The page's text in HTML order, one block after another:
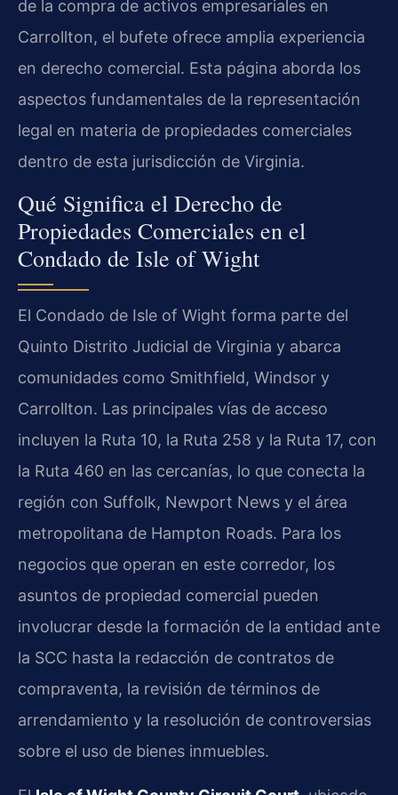
de la compra de activos empresariales en
Carrollton, el bufete ofrece amplia experiencia
en derecho comercial. Esta página aborda los
aspectos fundamentales de la representación
legal en materia de propiedades comerciales
dentro de esta jurisdicción de Virginia.
Qué Significa el Derecho de
Propiedades Comerciales en el
Condado de Isle of Wight
El Condado de Isle of Wight forma parte del
Quinto Distrito Judicial de Virginia y abarca
comunidades como Smithfield, Windsor y
Carrollton. Las principales vías de acceso
incluyen la Ruta 10, la Ruta 258 y la Ruta 17, con
la Ruta 460 en las cercanías, lo que conecta la
región con Suffolk, Newport News y el área
metropolitana de Hampton Roads. Para los
negocios que operan en este corredor, los
asuntos de propiedad comercial pueden
involucrar desde la formación de la entidad ante
la SCC hasta la redacción de contratos de
compraventa, la revisión de términos de
arrendamiento y la resolución de controversias
sobre el uso de bienes inmuebles.